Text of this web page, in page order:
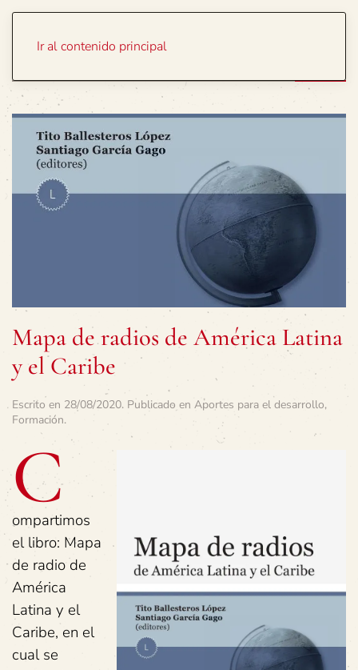
Ir al contenido principal
Mapa de radios de América Latina
y el Caribe
Escrito en 28/08/2020. Publicado en Aportes para el desarrollo,
Formación.
C
ompartimos
el libro: Mapa
de radio de
América
Latina y el
Caribe, en el
cual se